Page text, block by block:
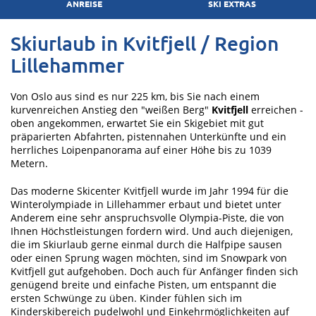
ANREISE SKI EXTRAS
Skiurlaub in Kvitfjell / Region
Lillehammer
Von Oslo aus sind es nur 225 km, bis Sie nach einem
kurvenreichen Anstieg den "weißen Berg" Kvitfjell erreichen -
oben angekommen, erwartet Sie ein Skigebiet mit gut
präparierten Abfahrten, pistennahen Unterkünfte und ein
herrliches Loipenpanorama auf einer Höhe bis zu 1039
Metern.
Das moderne Skicenter Kvitfjell wurde im Jahr 1994 für die
Winterolympiade in Lillehammer erbaut und bietet unter
Anderem eine sehr anspruchsvolle Olympia-Piste, die von
Ihnen Höchstleistungen fordern wird. Und auch diejenigen,
die im Skiurlaub gerne einmal durch die Halfpipe sausen
oder einen Sprung wagen möchten, sind im Snowpark von
Kvitfjell gut aufgehoben. Doch auch für Anfänger finden sich
genügend breite und einfache Pisten, um entspannt die
ersten Schwünge zu üben. Kinder fühlen sich im
Kinderskibereich pudelwohl und Einkehrmöglichkeiten auf